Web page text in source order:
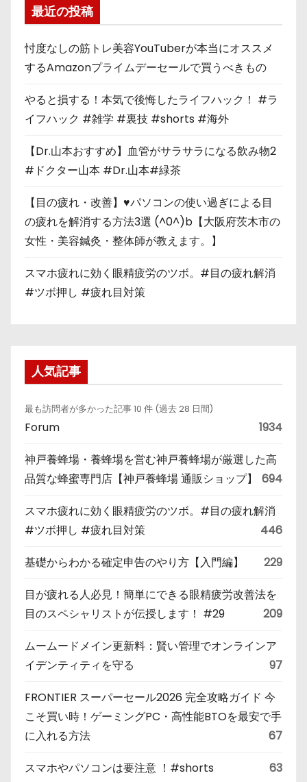
最近の投稿
忖度なしの筋トレ美容YouTuberが本当にオススメ
するAmazonプライムデーセールで買うべきもの
やると損する！本気で後悔したライフハック！ #ラ
イフハック #雑学 #裏技 #shorts #海外
【Dr.山本おすすめ】血管がサラサラになる飲み物2
#ドクター山本 #Dr.山本#緑茶
【目の疲れ・改善】♥パソコンの使い過ぎによる目
の疲れを解消する方法3選 (^0^)b【大阪府茨木市の
女性・美容鍼灸・整体師が教えます。】
スマホ疲れに効く眼精疲労のツボ。#目の疲れ解消
#ツボ押し #疲れ目対策
人気記事
最も訪問者が多かった記事 10 件 (過去 28 日間)
Forum 1934
神戸養蜂場・養蜂場を営む神戸養蜂場が厳選した高
品質な蜂蜜専門店【神戸養蜂場 通販ショップ】
694
スマホ疲れに効く眼精疲労のツボ。#目の疲れ解消
#ツボ押し #疲れ目対策
446
基礎からわかる確定申告のやり方【入門編】 229
目が疲れる人必見！簡単にできる眼精疲労改善法を
目のスペシャリストが伝授します！ #29
209
ムームードメイン更新料：賢い管理でオンラインア
イデンティティを守る
97
FRONTIER スーパーセール2026 完全攻略ガイド 今
こそ買い時！ゲーミングPC・高性能BTOを最安で手
に入れる方法
67
スマホやパソコンは要注意 ！#shorts 63